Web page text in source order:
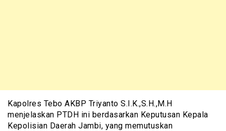
Kapolres Tebo AKBP Triyanto S.I.K.,S.H.,M.H
menjelaskan PTDH ini berdasarkan Keputusan Kepala
Kepolisian Daerah Jambi, yang memutuskan